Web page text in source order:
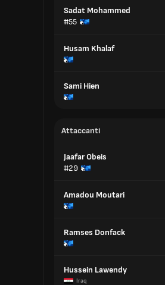
Sadat Mohammed
#55
Husam Khalaf
Sami Hien
Attaccanti
Jaafar Obeis
#29
Amadou Moutari
Ramses Donfack
Hussein Lawendy
Iraq